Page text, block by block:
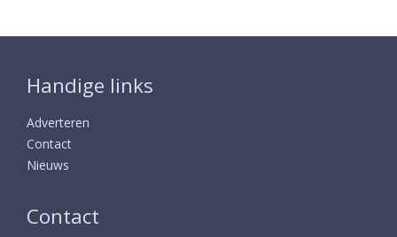
Handige links
Adverteren
Contact
Nieuws
Contact